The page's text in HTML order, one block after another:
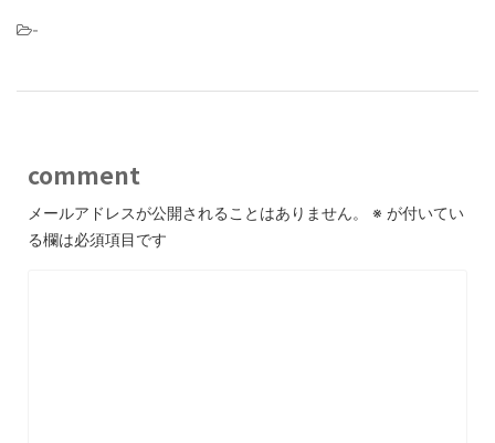
-
comment
メールアドレスが公開されることはありません。 ※ が付いてい
る欄は必須項目です